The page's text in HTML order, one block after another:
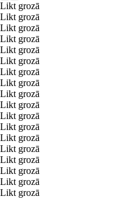
Likt grozā
Likt grozā
Likt grozā
Likt grozā
Likt grozā
Likt grozā
Likt grozā
Likt grozā
Likt grozā
Likt grozā
Likt grozā
Likt grozā
Likt grozā
Likt grozā
Likt grozā
Likt grozā
Likt grozā
Likt grozā